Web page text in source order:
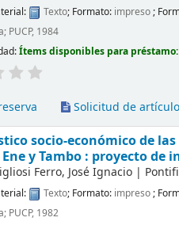
Texto; Formato: impreso;
PUCP, 1984
Ítems disponibles para préstamo:
Solicitud de artículo
socio-económico de
Ene y Tambo : proyecto de
Ferro, José Ignacio |
Texto; Formato: impreso;
PUCP, 1982